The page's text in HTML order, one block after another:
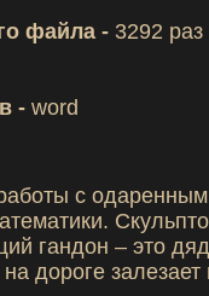
файла - 3292 раз
- word
с
гандон – это
дороге